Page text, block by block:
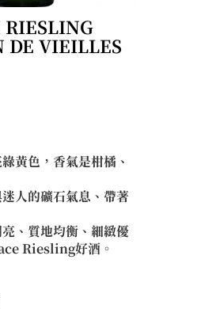
RIESLING
DE VIEILLES
黃色，香氣是柑橘、
人的礦石氣息、帶著
、質地均衡、細緻優
Riesling好酒。